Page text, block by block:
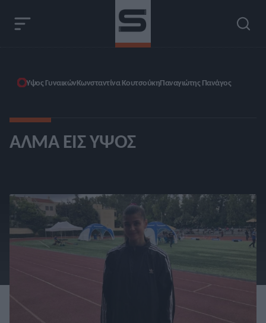
Ύψος ΓυναικώνΚωνσταντίνα ΚουτσούκηΠαναγιώτης Πανάγος
ΆΛΜΑ ΕΙΣ ΎΨΟΣ